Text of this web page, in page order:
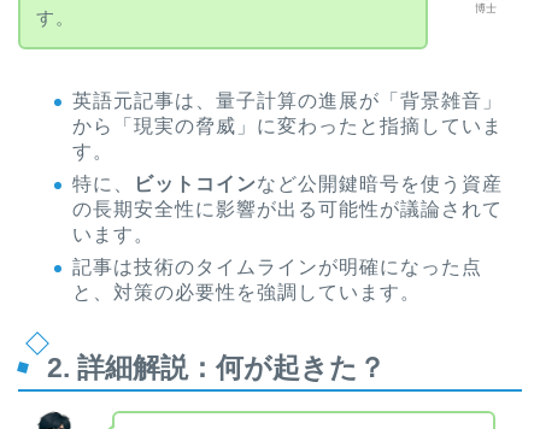
博士
す。
英語元記事は、量子計算の進展が「背景雑音」
から「現実の脅威」に変わったと指摘していま
す。
特に、
ビットコインなど公開鍵暗号を使う資産
の長期安全性に影響が出る可能性が議論されて
います。
記事は技術のタイムラインが明確になった点
と、対策の必要性を強調しています。
2. 詳細解説：何が起きた？